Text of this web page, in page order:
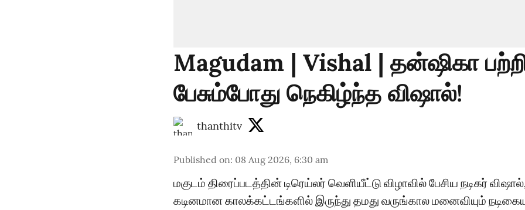
Magudam | Vishal | தன்ஷிகா
பேசும்போது நெகிழ்ந்த விஷால்!
thanthitv
Published on: 08 Aug 2026, 6:30 am
மகுடம் திரைப்படத்தின் டிரெய்லர் வெளியீட்டு விழாவில் பேசிய நடிகர்
கடினமான காலக்கட்டங்களில் இருந்து தமது வருங்கால மனைவியும்